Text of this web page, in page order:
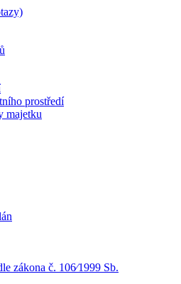
prostředí
majetku
zákona č. 106⁄1999 Sb.